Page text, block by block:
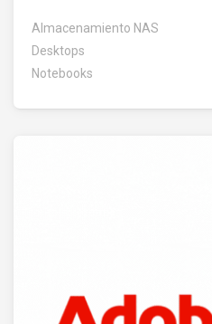
Almacenamiento NAS
Desktops
Notebooks